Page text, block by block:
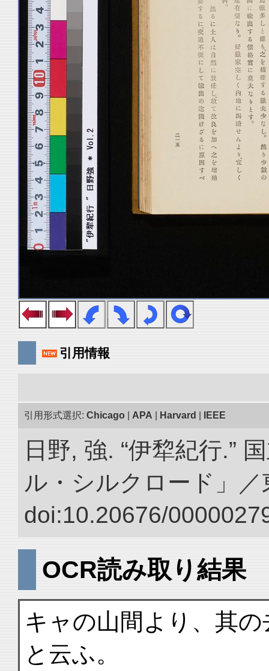
引用情報
引用形式選択: Chicago APA Harvard IEEE
日野, 強. “伊犂紀行.”
ル・シルクロード」／
doi:10.20676/
OCR読み取り結果
キャの山間より、其
と云ふ。